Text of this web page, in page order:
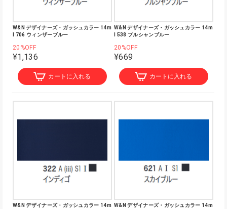
W&N デザイナーズ・ガッシュカラー 14m
l 706 ウィンザーブルー
20%OFF
¥1,136
カートに入れる
W&N デザイナーズ・ガッシュカラー 14m
l 538 プルシャンブルー
20%OFF
¥669
カートに入れる
W&N デザイナーズ・ガッシュカラー 14m W&N デザイナーズ・ガッシュカラー 14m